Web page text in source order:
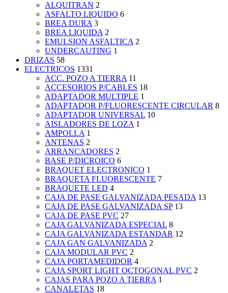
ALQUITRAN 2
ASFALTO LIQUIDO 6
BREA DURA 3
BREA LIQUIDA 2
EMULSION ASFALTICA 2
UNDERCAUTING 1
DRIZAS 58
ELECTRICOS 1331
ACC. POZO A TIERRA 11
ACCESORIOS P/CABLES 18
ADAPTADOR MULTIPLE 1
ADAPTADOR P/FLUORESCENTE CIRCULAR 8
ADAPTADOR UNIVERSAL 10
AISLADORES DE LOZA 1
AMPOLLA 1
ANTENAS 2
ARRANCADORES 2
BASE P/DICROICO 6
BRAQUET ELECTRONICO 1
BRAQUETA FLUORESCENTE 7
BRAQUETE LED 4
CAJA DE PASE GALVANIZADA PESADA 13
CAJA DE PASE GALVANIZADA SP 13
CAJA DE PASE PVC 27
CAJA GALVANIZADA ESPECIAL 8
CAJA GALVANIZADA ESTANDAR 12
CAJA GAN GALVANIZADA 2
CAJA MODULAR PVC 2
CAJA PORTAMEDIDOR 4
CAJA SPORT LIGHT OCTOGONAL PVC 2
CAJAS PARA POZO A TIERRA 1
CANALETAS 18